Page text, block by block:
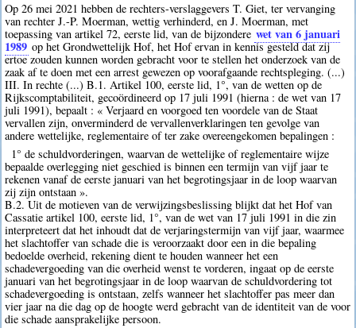
Op 26 mei 2021 hebben de rechters-verslaggevers T. Giet, ter vervanging
van rechter J.-P. Moerman, wettig verhinderd, en J. Moerman, met
toepassing van artikel 72, eerste lid, van de bijzondere wet van 6 januari
1989 op het Grondwettelijk Hof, het Hof ervan in kennis gesteld dat zij
ertoe zouden kunnen worden gebracht voor te stellen het onderzoek van de
zaak af te doen met een arrest gewezen op voorafgaande rechtspleging. (...)
III. In rechte (...) B.1. Artikel 100, eerste lid, 1°, van de wetten op de
Rijkscomptabiliteit, gecoördineerd op 17 juli 1991 (hierna : de wet van 17
juli 1991), bepaalt : « Verjaard en voorgoed ten voordele van de Staat
vervallen zijn, onverminderd de vervallenverklaringen ten gevolge van
andere wettelijke, reglementaire of ter zake overeengekomen bepalingen :
1° de schuldvorderingen, waarvan de wettelijke of reglementaire wijze
bepaalde overlegging niet geschied is binnen een termijn van vijf jaar te
rekenen vanaf de eerste januari van het begrotingsjaar in de loop waarvan
zij zijn ontstaan ».
B.2. Uit de motieven van de verwijzingsbeslissing blijkt dat het Hof van
Cassatie artikel 100, eerste lid, 1°, van de wet van 17 juli 1991 in die zin
interpreteert dat het inhoudt dat de verjaringstermijn van vijf jaar, waarmee
het slachtoffer van schade die is veroorzaakt door een in die bepaling
bedoelde overheid, rekening dient te houden wanneer het een
schadevergoeding van die overheid wenst te vorderen, ingaat op de eerste
januari van het begrotingsjaar in de loop waarvan de schuldvordering tot
schadevergoeding is ontstaan, zelfs wanneer het slachtoffer pas meer dan
vier jaar na die dag op de hoogte werd gebracht van de identiteit van de voor
die schade aansprakelijke persoon.